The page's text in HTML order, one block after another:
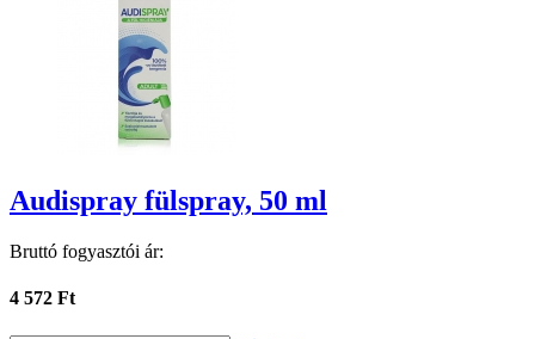
Audispray fülspray, 50 ml
Bruttó fogyasztói ár:
4 572 Ft